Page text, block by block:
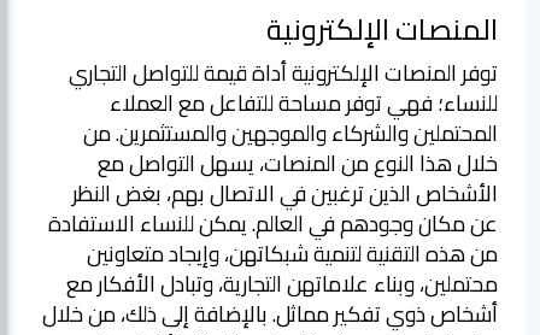
المنصات الإلكترونية
توفر المنصات الإلكترونية أداة قيمة للتواصل التجاري
للنساء؛ فهي توفر مساحة للتفاعل مع العملاء
المحتملين والشركاء والموجهين والمستثمرين. من
خلال هذا النوع من المنصات، يسهل التواصل مع
الأشخاص الذين ترغبين في الاتصال بهم، بغض النظر
عن مكان وجودهم في العالم. يمكن للنساء الاستفادة
من هذه التقنية لتنمية شبكاتهن، وإيجاد متعاونين
محتملين، وبناء علاماتهن التجارية، وتبادل الأفكار مع
أشخاص ذوي تفكير مماثل. بالإضافة إلى ذلك، من خلال